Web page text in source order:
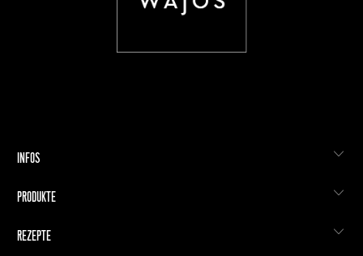
INFOS
PRODUKTE
REZEPTE